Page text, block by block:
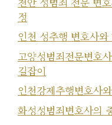
정
인천 성추행 변호사
고양성범죄전문변호
길잡이
인천강제추행변호사
화성성범죄변호사의